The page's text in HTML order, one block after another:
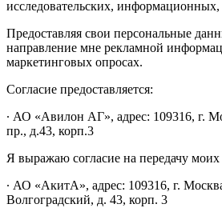
исследовательских,
Предоставляя свои персональные
направление мне рекламной
маркетинговых опросах.
Согласие предоставляется:
∙ АО «Авилон АГ», адрес: 109316, г.
пр., д.43, корп.3
Я выражаю согласие на передачу
∙ АО «АкитА», адрес: 109316, г.
Волгоградский, д. 43, корп. 3